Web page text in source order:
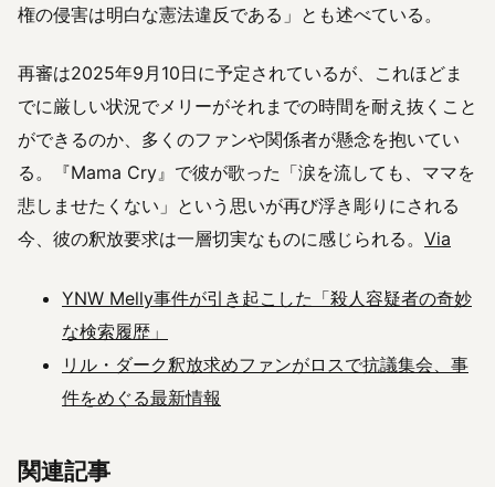
権の侵害は明白な憲法違反である」とも述べている。
再審は2025年9月10日に予定されているが、これほどま
でに厳しい状況でメリーがそれまでの時間を耐え抜くこと
ができるのか、多くのファンや関係者が懸念を抱いてい
る。『Mama Cry』で彼が歌った「涙を流しても、ママを
悲しませたくない」という思いが再び浮き彫りにされる
今、彼の釈放要求は一層切実なものに感じられる。 Via
YNW Melly事件が引き起こした「殺人容疑者の奇妙
な検索履歴」
リル・ダーク釈放求めファンがロスで抗議集会、事
件をめぐる最新情報
関連記事